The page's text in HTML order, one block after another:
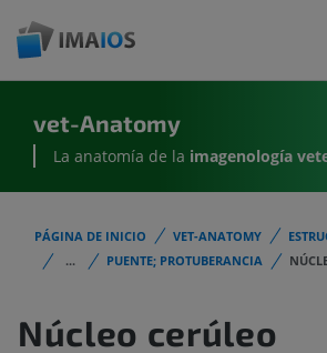
vet-Anatomy
La anatomía de la imagenología
PÁGINA DE INICIO VET-ANATOMY
...
PUENTE; PROTUBERANCIA
Núcleo cerúleo